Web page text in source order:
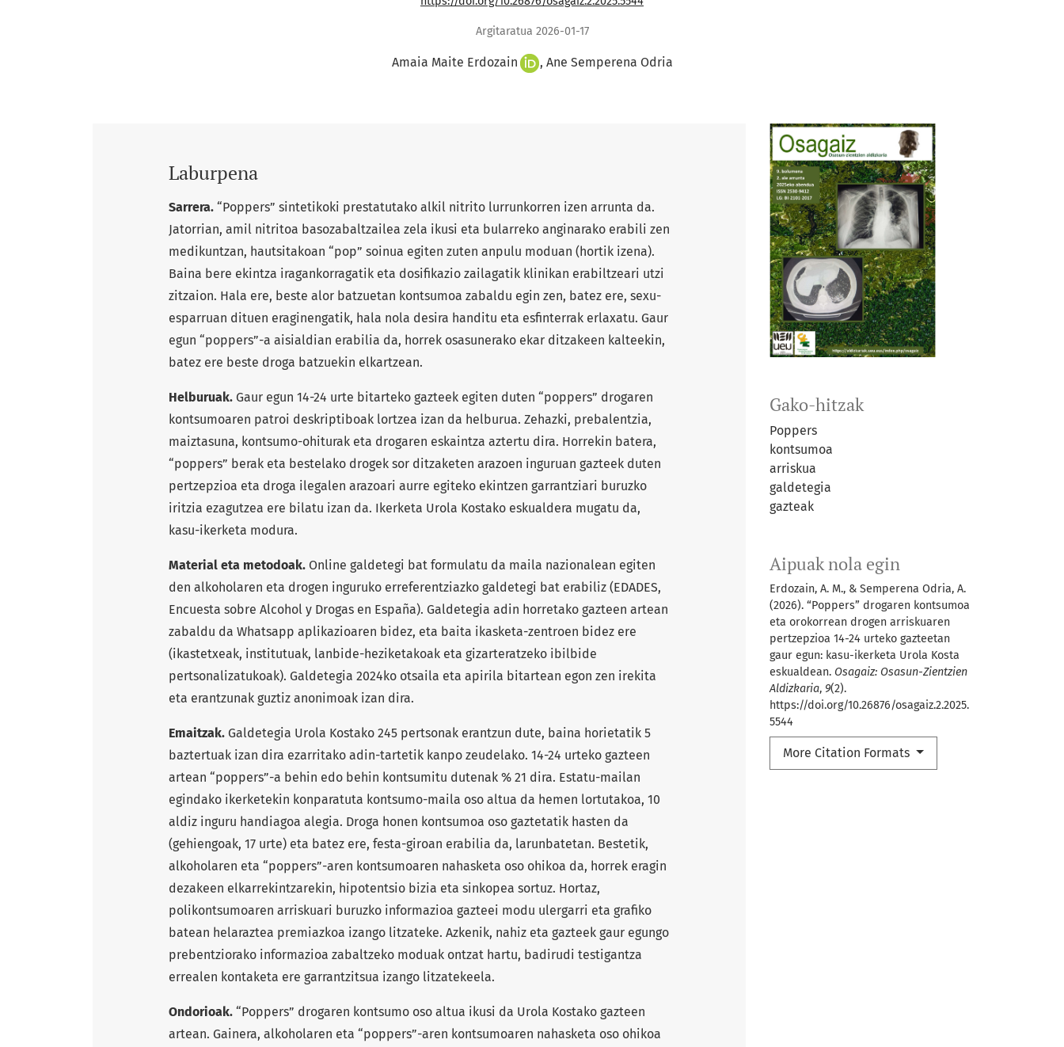
Argitaratua 2026-01-17
Amaia Maite Erdozain Ane Semperena Odria
Gako-hitzak
Poppers
kontsumoa
arriskua
galdetegia
gazteak
Aipuak nola egin
Erdozain, A. M., & Semperena Odria, A.
(2026). “Poppers” drogaren kontsumoa
eta orokorrean drogen arriskuaren
pertzepzioa 14-24 urteko gazteetan
gaur egun: kasu-ikerketa Urola Kosta
eskualdean. Osagaiz: Osasun-Zientzien
Aldizkaria, 9(2).
https://doi.org/10.26876/osagaiz.2.2025.
5544
More Citation Formats
Laburpena
Sarrera. “Poppers” sintetikoki prestatutako alkil nitrito lurrunkorren izen arrunta da.
Jatorrian, amil nitritoa basozabaltzailea zela ikusi eta bularreko anginarako erabili zen
medikuntzan, hautsitakoan “pop” soinua egiten zuten anpulu moduan (hortik izena).
Baina bere ekintza iragankorragatik eta dosifikazio zailagatik klinikan erabiltzeari utzi
zitzaion. Hala ere, beste alor batzuetan kontsumoa zabaldu egin zen, batez ere, sexu-
esparruan dituen eraginengatik, hala nola desira handitu eta esfinterrak erlaxatu. Gaur
egun “poppers”-a aisialdian erabilia da, horrek osasunerako ekar ditzakeen kalteekin,
batez ere beste droga batzuekin elkartzean.
Helburuak. Gaur egun 14-24 urte bitarteko gazteek egiten duten “poppers” drogaren
kontsumoaren patroi deskriptiboak lortzea izan da helburua. Zehazki, prebalentzia,
maiztasuna, kontsumo-ohiturak eta drogaren eskaintza aztertu dira. Horrekin batera,
“poppers” berak eta bestelako drogek sor ditzaketen arazoen inguruan gazteek duten
pertzepzioa eta droga ilegalen arazoari aurre egiteko ekintzen garrantziari buruzko
iritzia ezagutzea ere bilatu izan da. Ikerketa Urola Kostako eskualdera mugatu da,
kasu-ikerketa modura.
Material eta metodoak. Online galdetegi bat formulatu da maila nazionalean egiten
den alkoholaren eta drogen inguruko erreferentziazko galdetegi bat erabiliz (EDADES,
Encuesta sobre Alcohol y Drogas en España). Galdetegia adin horretako gazteen artean
zabaldu da Whatsapp aplikazioaren bidez, eta baita ikasketa-zentroen bidez ere
(ikastetxeak, institutuak, lanbide-heziketakoak eta gizarteratzeko ibilbide
pertsonalizatukoak). Galdetegia 2024ko otsaila eta apirila bitartean egon zen irekita
eta erantzunak guztiz anonimoak izan dira.
Emaitzak. Galdetegia Urola Kostako 245 pertsonak erantzun dute, baina horietatik 5
baztertuak izan dira ezarritako adin-tartetik kanpo zeudelako. 14-24 urteko gazteen
artean “poppers”-a behin edo behin kontsumitu dutenak % 21 dira. Estatu-mailan
egindako ikerketekin konparatuta kontsumo-maila oso altua da hemen lortutakoa, 10
aldiz inguru handiagoa alegia. Droga honen kontsumoa oso gaztetatik hasten da
(gehiengoak, 17 urte) eta batez ere, festa-giroan erabilia da, larunbatetan. Bestetik,
alkoholaren eta “poppers”-aren kontsumoaren nahasketa oso ohikoa da, horrek eragin
dezakeen elkarrekintzarekin, hipotentsio bizia eta sinkopea sortuz. Hortaz,
polikontsumoaren arriskuari buruzko informazioa gazteei modu ulergarri eta grafiko
batean helaraztea premiazkoa izango litzateke. Azkenik, nahiz eta gazteek gaur egungo
prebentziorako informazioa zabaltzeko moduak ontzat hartu, badirudi testigantza
errealen kontaketa ere garrantzitsua izango litzatekeela.
Ondorioak. “Poppers” drogaren kontsumo oso altua ikusi da Urola Kostako gazteen
artean. Gainera, alkoholaren eta “poppers”-aren kontsumoaren nahasketa oso ohikoa